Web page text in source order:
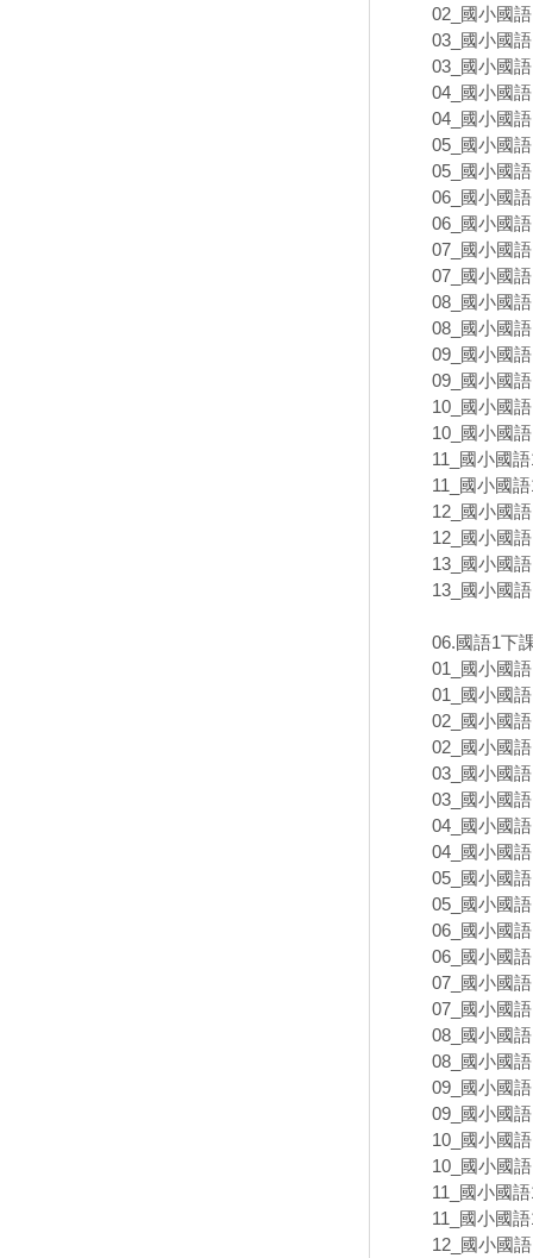
02_國小國
03_國小國
03_國小國
04_國小國
04_國小國
05_國小國
05_國小國
06_國小國
06_國小國
07_國小國
07_國小國
08_國小國
08_國小國
09_國小國
09_國小國
10_國小國
10_國小國
11_國小國
11_國小國
12_國小國
12_國小國
13_國小國
13_國小國
06.國語1下
01_國小國
01_國小國
02_國小國
02_國小國
03_國小國
03_國小國
04_國小國
04_國小國
05_國小國
05_國小國
06_國小國
06_國小國
07_國小國
07_國小國
08_國小國
08_國小國
09_國小國
09_國小國
10_國小國
10_國小國
11_國小國
11_國小國
12_國小國